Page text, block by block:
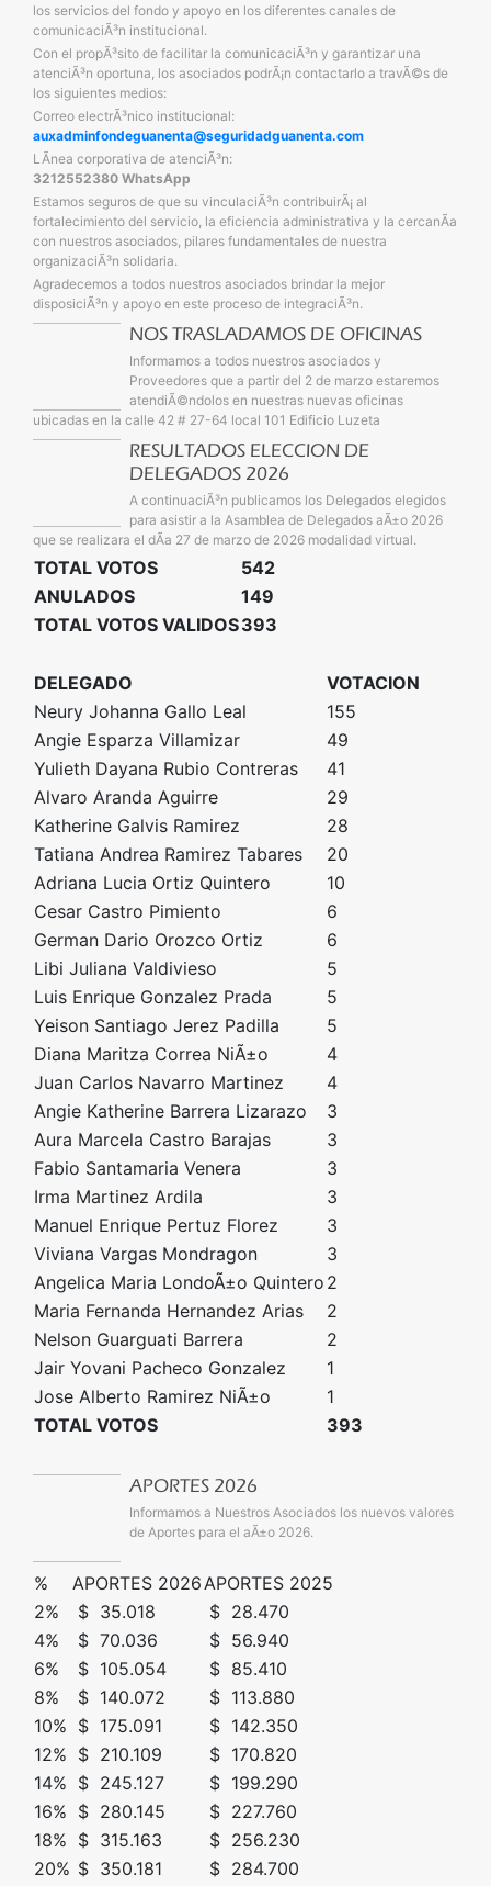
los servicios del fondo y apoyo en los diferentes canales de
comunicaciÃ³n institucional.
Con el propÃ³sito de facilitar la comunicaciÃ³n y garantizar una
atenciÃ³n oportuna, los asociados podrÃ¡n contactarlo a travÃ©s de
los siguientes medios:
Correo electrÃ³nico institucional:
auxadminfondeguanenta@seguridadguanenta.com
LÃ­nea corporativa de atenciÃ³n:
3212552380 WhatsApp
Estamos seguros de que su vinculaciÃ³n contribuirÃ¡ al
fortalecimiento del servicio, la eficiencia administrativa y la cercanÃ­a
con nuestros asociados, pilares fundamentales de nuestra
organizaciÃ³n solidaria.
Agradecemos a todos nuestros asociados brindar la mejor
disposiciÃ³n y apoyo en este proceso de integraciÃ³n.
NOS TRASLADAMOS DE OFICINAS
Informamos a todos nuestros asociados y
Proveedores que a partir del 2 de marzo estaremos
atendiÃ©ndolos en nuestras nuevas oficinas
ubicadas en la calle 42 # 27-64 local 101 Edificio Luzeta
RESULTADOS ELECCION DE
DELEGADOS 2026
A continuaciÃ³n publicamos los Delegados elegidos
para asistir a la Asamblea de Delegados aÃ±o 2026
que se realizara el dÃ­a 27 de marzo de 2026 modalidad virtual.
TOTAL VOTOS
542
ANULADOS
149
TOTAL VOTOS VALIDOS393
DELEGADO
VOTACION
Neury Johanna Gallo Leal
155
Angie Esparza Villamizar
49
Yulieth Dayana Rubio Contreras
41
Alvaro Aranda Aguirre
29
Katherine Galvis Ramirez
28
Tatiana Andrea Ramirez Tabares
20
Adriana Lucia Ortiz Quintero
10
Cesar Castro Pimiento
6
German Dario Orozco Ortiz
6
Libi Juliana Valdivieso
5
Luis Enrique Gonzalez Prada
5
Yeison Santiago Jerez Padilla
5
Diana Maritza Correa NiÃ±o
4
Juan Carlos Navarro Martinez
4
Angie Katherine Barrera Lizarazo
3
Aura Marcela Castro Barajas
3
Fabio Santamaria Venera
3
Irma Martinez Ardila
3
Manuel Enrique Pertuz Florez
3
Viviana Vargas Mondragon
3
Angelica Maria LondoÃ±o Quintero 2
Maria Fernanda Hernandez Arias
2
Nelson Guarguati Barrera
2
Jair Yovani Pacheco Gonzalez
1
Jose Alberto Ramirez NiÃ±o
1
TOTAL VOTOS
393
APORTES 2026
Informamos a Nuestros Asociados los nuevos valores
de Aportes para el aÃ±o 2026.
% APORTES 2026APORTES 2025
2%
$ 35.018
$ 28.470
4%
$ 70.036
$ 56.940
6%
$ 105.054
$ 85.410
8%
$ 140.072
$ 113.880
10% $ 175.091
$ 142.350
12% $ 210.109
$ 170.820
14% $ 245.127
$ 199.290
16% $ 280.145
$ 227.760
18% $ 315.163
$ 256.230
20% $ 350.181 $ 284.700